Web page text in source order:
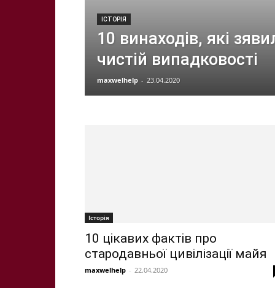
ІСТОРІЯ
10 винаходів, які
чистій випадковості
maxwelhelp - 23.04.2020
Історія
10 цікавих фактів про
стародавньої цивілізації майя
maxwelhelp - 22.04.2020